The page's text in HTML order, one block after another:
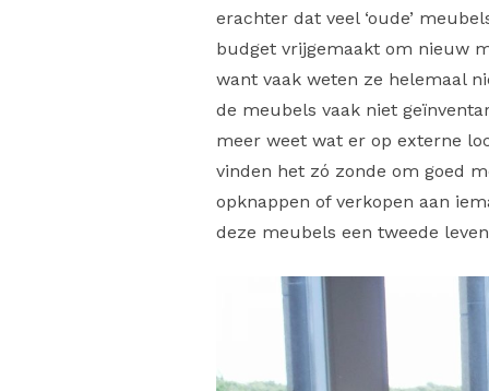
erachter dat veel ‘oude’
budget vrijgemaakt om nieuw
want vaak weten ze helemaal
de meubels vaak niet
meer weet wat er op externe
vinden het zó zonde om goed
opknappen of verkopen aan
deze meubels een tweede leven